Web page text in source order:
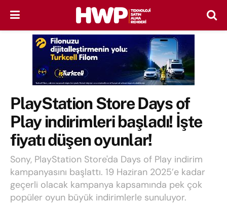
PlayStation Store Days of
Play indirimleri başladı! İşte
fiyatı düşen oyunlar!
Sony, PlayStation Store'da Days of Play indirim
kampanyasını başlattı. 19 Haziran 2025’e kadar
geçerli olacak kampanya kapsamında pek çok
popüler oyun büyük indirimlerle sunuluyor.